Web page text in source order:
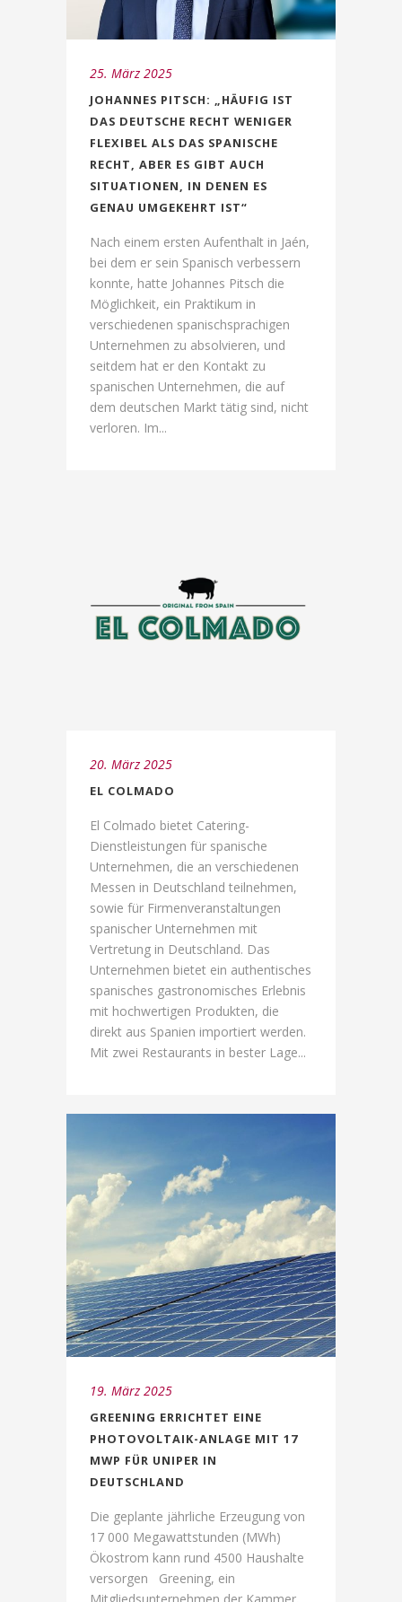
25. März 2025
JOHANNES PITSCH: „HÄUFIG IST
DAS DEUTSCHE RECHT WENIGER
FLEXIBEL ALS DAS SPANISCHE
RECHT, ABER ES GIBT AUCH
SITUATIONEN, IN DENEN ES
GENAU UMGEKEHRT IST“
Nach einem ersten Aufenthalt in Jaén,
bei dem er sein Spanisch verbessern
konnte, hatte Johannes Pitsch die
Möglichkeit, ein Praktikum in
verschiedenen spanischsprachigen
Unternehmen zu absolvieren, und
seitdem hat er den Kontakt zu
spanischen Unternehmen, die auf
dem deutschen Markt tätig sind, nicht
verloren. Im...
20. März 2025
EL COLMADO
El Colmado bietet Catering-
Dienstleistungen für spanische
Unternehmen, die an verschiedenen
Messen in Deutschland teilnehmen,
sowie für Firmenveranstaltungen
spanischer Unternehmen mit
Vertretung in Deutschland. Das
Unternehmen bietet ein authentisches
spanisches gastronomisches Erlebnis
mit hochwertigen Produkten, die
direkt aus Spanien importiert werden.
Mit zwei Restaurants in bester Lage...
19. März 2025
GREENING ERRICHTET EINE
PHOTOVOLTAIK-ANLAGE MIT 17
MWP FÜR UNIPER IN
DEUTSCHLAND
Die geplante jährliche Erzeugung von
17 000 Megawattstunden (MWh)
Ökostrom kann rund 4500 Haushalte
versorgen Greening, ein